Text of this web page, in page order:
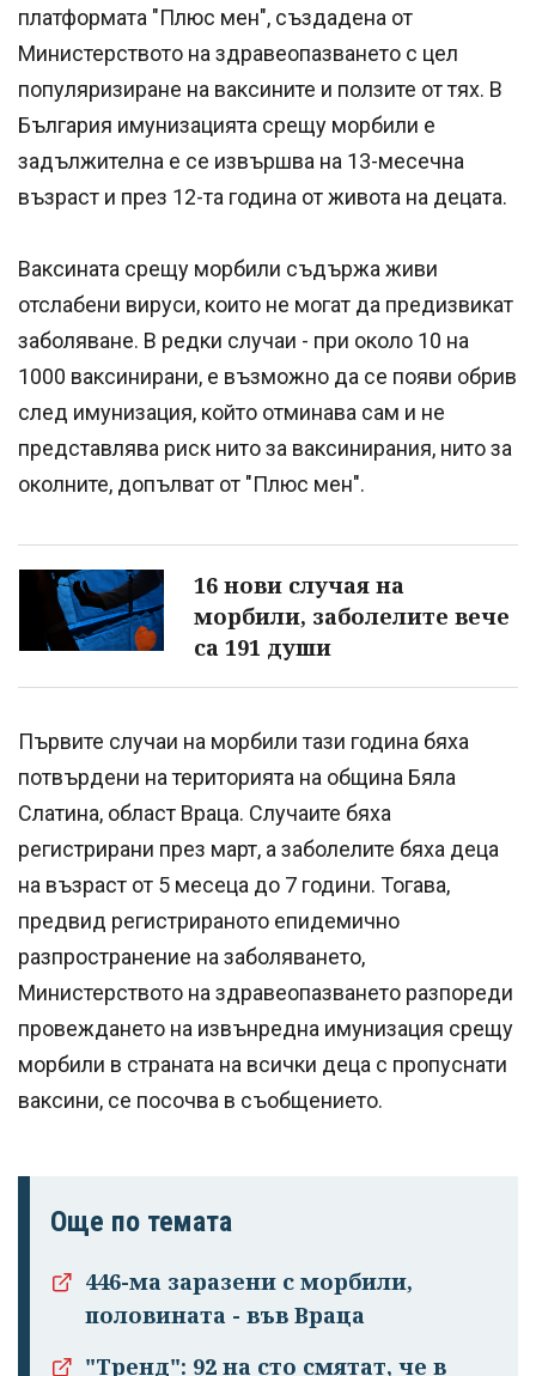
платформата "Плюс мен", създадена от
Министерството на здравеопазването с цел
популяризиране на ваксините и ползите от тях. В
България имунизацията срещу морбили е
задължителна е се извършва на 13-месечна
възраст и през 12-та година от живота на децата.
Ваксината срещу морбили съдържа живи
отслабени вируси, които не могат да предизвикат
заболяване. В редки случаи - при около 10 на
1000 ваксинирани, е възможно да се появи обрив
след имунизация, който отминава сам и не
представлява риск нито за ваксинирания, нито за
околните, допълват от "Плюс мен".
16 нови случая на
морбили, заболелите вече
са 191 души
Първите случаи на морбили тази година бяха
потвърдени на територията на община Бяла
Слатина, област Враца. Случаите бяха
регистрирани през март, а заболелите бяха деца
на възраст от 5 месеца до 7 години. Тогава,
предвид регистрираното епидемично
разпространение на заболяването,
Министерството на здравеопазването разпореди
провеждането на извънредна имунизация срещу
морбили в страната на всички деца с пропуснати
ваксини, се посочва в съобщението.
Още по темата
446-ма заразени с морбили,
половината - във Враца
"Тренд": 92 на сто смятат, че в